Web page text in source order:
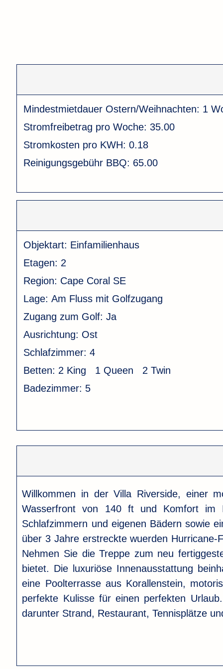
Mindestmietdauer Ostern/Weihnachten: 1
Stromfreibetrag pro Woche: 35.00
Stromkosten pro KWH: 0.18
Reinigungsgebühr BBQ: 65.00
Objektart: Einfamilienhaus
Etagen: 2
Region: Cape Coral SE
Lage: Am Fluss mit Golfzugang
Zugang zum Golf: Ja
Ausrichtung: Ost
Schlafzimmer: 4
Betten: 2 King 1 Queen 2 Twin
Badezimmer: 5
Willkommen in der Villa Riverside, einer
Wasserfront von 140 ft und Komfort im
Schlafzimmern und eigenen Bädern sowie
über 3 Jahre erstreckte wuerden
Nehmen Sie die Treppe zum neu
bietet. Die luxuriöse Innenausstattung
eine Poolterrasse aus Korallenstein,
perfekte Kulisse für einen perfekten
darunter Strand, Restaurant, Tennisplätze